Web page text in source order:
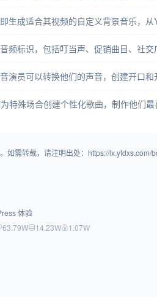
生成适合其视频的自定义背景音乐，从
频标识，包括叮当声、促销曲目、社交
演员可以转换他们的声音，创建开口
特殊场合创建个性化歌曲，制作他们
如需转载，请注明出处：https://lx.yfdxs.com/
体验
63.79W 14.23W 1.07W